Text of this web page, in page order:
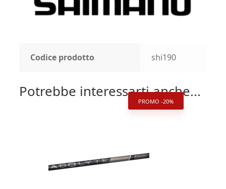
Codice prodotto shi190
Potrebbe interessarti anche...
PROMO -20%